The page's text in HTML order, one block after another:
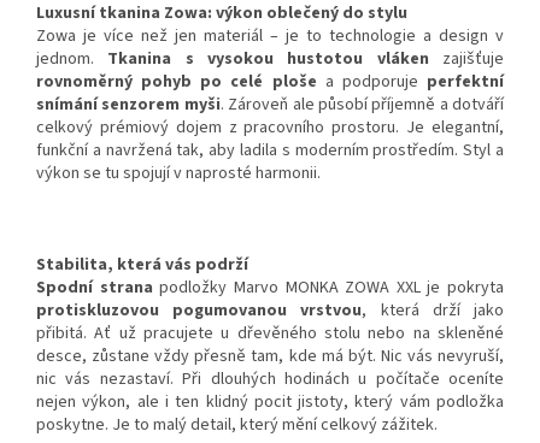
Luxusní tkanina Zowa: výkon oblečený do stylu
Zowa je více než jen materiál – je to technologie a design v
jednom. Tkanina s vysokou hustotou vláken zajišťuje
rovnoměrný pohyb po celé ploše a podporuje perfektní
snímání senzorem myši. Zároveň ale působí příjemně a dotváří
celkový prémiový dojem z pracovního prostoru. Je elegantní,
funkční a navržená tak, aby ladila s moderním prostředím. Styl a
výkon se tu spojují v naprosté harmonii.
Stabilita, která vás podrží
Spodní strana podložky Marvo MONKA ZOWA XXL je pokryta
protiskluzovou pogumovanou vrstvou, která drží jako
přibitá. Ať už pracujete u dřevěného stolu nebo na skleněné
desce, zůstane vždy přesně tam, kde má být. Nic vás nevyruší,
nic vás nezastaví. Při dlouhých hodinách u počítače oceníte
nejen výkon, ale i ten klidný pocit jistoty, který vám podložka
poskytne. Je to malý detail, který mění celkový zážitek.